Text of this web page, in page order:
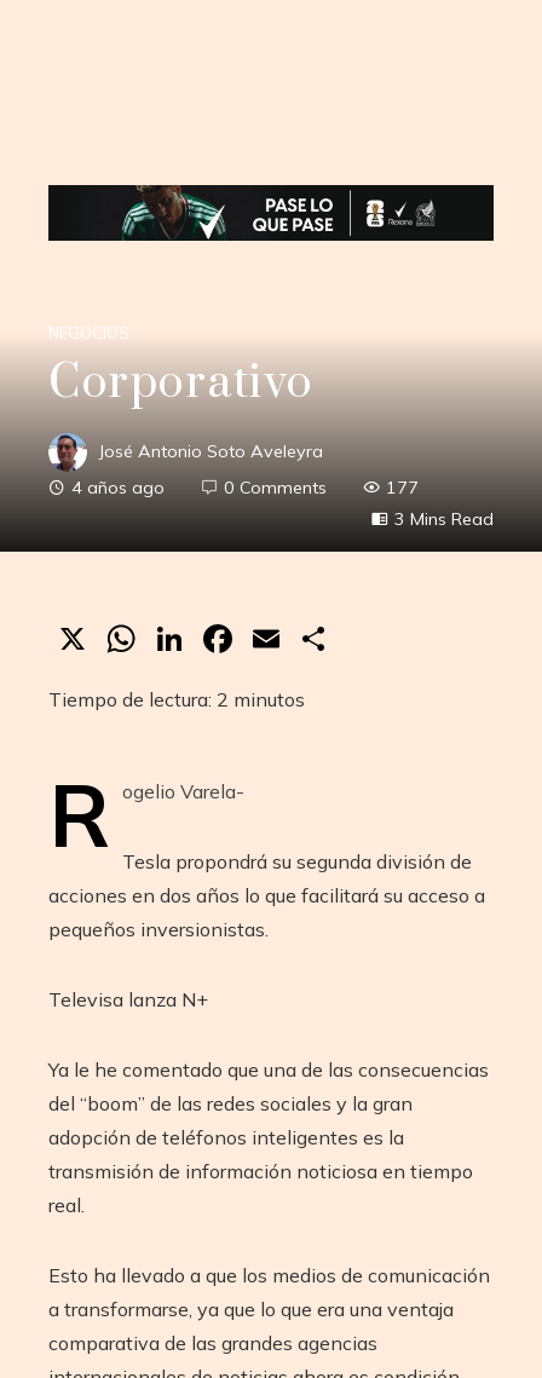
NEGOCIOS
Corporativo
José Antonio Soto Aveleyra
4 años ago
0 Comments
177
3 Mins Read
X WhatsApp
LinkedIn
Facebook
Email
Tiempo de lectura: 2 minutos
R ogelio Varela-
Tesla propondrá su segunda división de
acciones en dos años lo que facilitará su acceso a
pequeños inversionistas.
Televisa lanza N+
Ya le he comentado que una de las consecuencias
del “boom” de las redes sociales y la gran
adopción de teléfonos inteligentes es la
transmisión de información noticiosa en tiempo
real.
Esto ha llevado a que los medios de comunicación
a transformarse, ya que lo que era una ventaja
comparativa de las grandes agencias